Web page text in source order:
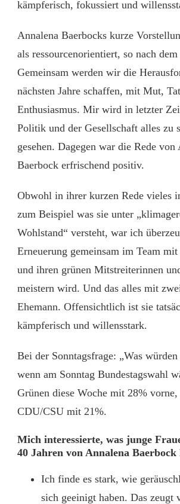
kämpferisch, fokussiert und
Annalena Baerbocks kurze
als ressourcenorientiert, so nach
Gemeinsam werden wir die
nächsten Jahre schaffen, mit Mut,
Enthusiasmus. Mir wird in letzter
Politik und der Gesellschaft alles zu
gesehen. Dagegen war die Rede von
Baerbock erfrischend positiv.
Obwohl in ihrer kurzen Rede vieles
zum Beispiel was sie unter
Wohlstand“ versteht, war ich
Erneuerung gemeinsam im Team
und ihren grünen Mitstreiterinnen
meistern wird. Und das alles mit
Ehemann. Offensichtlich ist sie
kämpferisch und willensstark.
Bei der Sonntagsfrage: „Was
wenn am Sonntag Bundestagswahl
Grünen diese Woche mit 28%
CDU/CSU mit 21%.
Mich interessierte, was junge
40 Jahren von Annalena Baerbock
Ich finde es stark, wie
sich geeinigt haben. Das zeugt